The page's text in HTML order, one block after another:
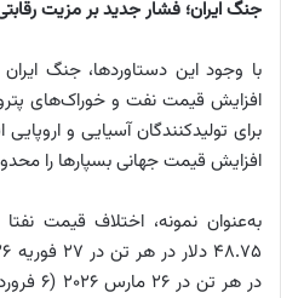
جنگ ایران؛ فشار جدید بر مزیت
با وجود این دستاوردها، جنگ
افزایش قیمت نفت و خوراک‌های
برای تولیدکنندگان آسیایی و
افزایش قیمت جهانی بسپارها را